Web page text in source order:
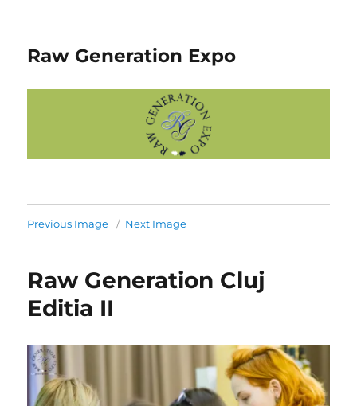
Raw Generation Expo
Previous Image Next Image
Raw Generation Cluj
Editia II